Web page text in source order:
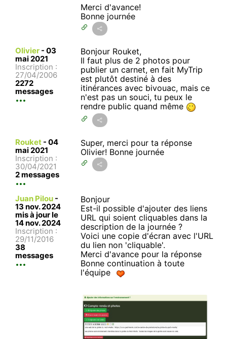
Merci d'avance!
Bonne journée
Olivier - 03
mai 2021
Inscription :
27/04/2006
2272
messages
Bonjour Rouket,
Il faut plus de 2 photos pour
publier un carnet, en fait MyTrip
est plutôt destiné à des
itinérances avec bivouac, mais ce
n'est pas un souci, tu peux le
rendre public quand même
Rouket - 04
mai 2021
Inscription :
30/04/2021
2 messages
Super, merci pour ta réponse
Olivier! Bonne journée
Juan Pilou -
13 nov. 2024
mis à jour le
14 nov. 2024
Inscription :
29/11/2016
38
messages
Bonjour
Est-il possible d'ajouter des liens
URL qui soient cliquables dans la
description de la journée ?
Voici une copie d'écran avec l'URL
du lien non 'cliquable'.
Merci d'avance pour la réponse
Bonne continuation à toute
l'équipe